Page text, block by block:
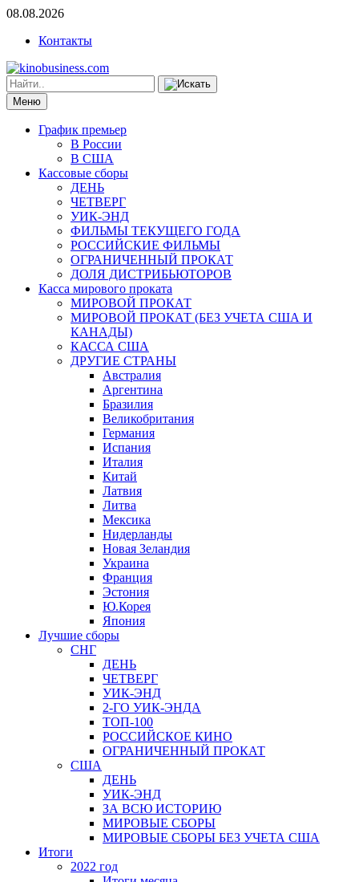
08.08.2026
Контакты
Меню
График премьер
В России
В США
Кассовые сборы
ДЕНЬ
ЧЕТВЕРГ
УИК-ЭНД
ФИЛЬМЫ ТЕКУЩЕГО ГОДА
РОССИЙСКИЕ ФИЛЬМЫ
ОГРАНИЧЕННЫЙ ПРОКАТ
ДОЛЯ ДИСТРИБЬЮТОРОВ
Касса мирового проката
МИРОВОЙ ПРОКАТ
МИРОВОЙ ПРОКАТ (БЕЗ УЧЕТА США И
КАНАДЫ)
КАССА США
ДРУГИЕ СТРАНЫ
Австралия
Аргентина
Бразилия
Великобритания
Германия
Испания
Италия
Китай
Латвия
Литва
Мексика
Нидерланды
Новая Зеландия
Украина
Франция
Эстония
Ю.Корея
Япония
Лучшие сборы
СНГ
ДЕНЬ
ЧЕТВЕРГ
УИК-ЭНД
2-ГО УИК-ЭНДА
ТОП-100
РОССИЙСКОЕ КИНО
ОГРАНИЧЕННЫЙ ПРОКАТ
США
ДЕНЬ
УИК-ЭНД
ЗА ВСЮ ИСТОРИЮ
МИРОВЫЕ СБОРЫ
МИРОВЫЕ СБОРЫ БЕЗ УЧЕТА США
Итоги
2022 год